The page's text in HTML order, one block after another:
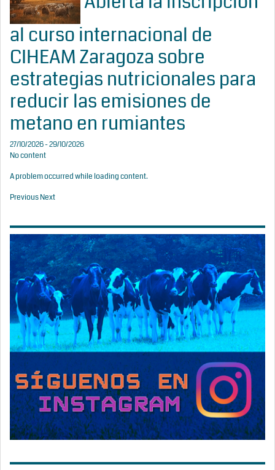
al curso internacional de
CIHEAM Zaragoza sobre
estrategias nutricionales para
reducir las emisiones de
metano en rumiantes
27/10/2026 - 29/10/2026
No content
A problem occurred while loading content.
PreviousNext